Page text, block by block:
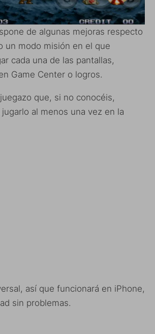
de algunas mejoras respecto
un modo misión en el que
cada una de las pantallas,
Game Center o logros.
que, si no conocéis,
al menos una vez en la
así que funcionará en iPhone,
sin problemas.